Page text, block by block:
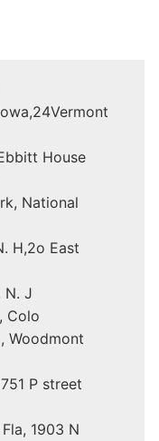
House
National
H,2o East
N. J
Colo
Woodmont
P street
1903 N